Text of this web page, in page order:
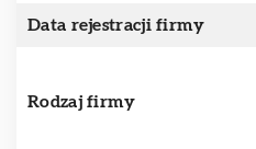
Data rejestracji firmy
Rodzaj firmy